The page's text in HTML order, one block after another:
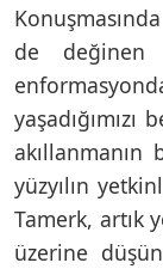
de değinen
akıllanmanın
yüzyılın
Tamerk, artık
üzerine